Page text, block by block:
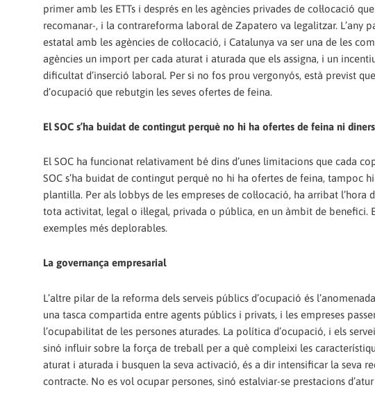
primer amb les ETTs i després en les agències privades de col·locació
recomanar-, i la contrareforma laboral de Zapatero va legalitzar. L’any
estatal amb les agències de col·locació, i Catalunya va ser una de les
agències un import per cada aturat i aturada que els assigna, i un
dificultat d’inserció laboral. Per si no fos prou vergonyós, està previst
d’ocupació que rebutgin les seves ofertes de feina.
El SOC s’ha buidat de contingut perquè no hi ha ofertes de feina ni
El SOC ha funcionat relativament bé dins d’unes limitacions que cada
SOC s’ha buidat de contingut perquè no hi ha ofertes de feina, tampoc
plantilla. Per als lobbys de les empreses de col·locació, ha arribat
tota activitat, legal o il·legal, privada o pública, en un àmbit de benefici.
exemples més deplorables.
La governança empresarial
L’altre pilar de la reforma dels serveis públics d’ocupació és
una tasca compartida entre agents públics i privats, i les empreses
l’ocupabilitat de les persones aturades. La política d’ocupació, i els
sinó influir sobre la força de treball per a què compleixi les
aturat i aturada i busquen la seva activació, és a dir intensificar la seva
contracte. No es vol ocupar persones, sinó estalviar-se prestacions